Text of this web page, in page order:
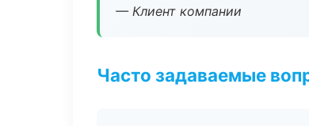
— Клиент компании
Часто задаваемые